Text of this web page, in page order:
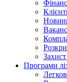
Програми